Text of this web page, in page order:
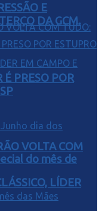
VOLTA COM
LÍDER
E
DA GCM.
PRESO POR
do mês de